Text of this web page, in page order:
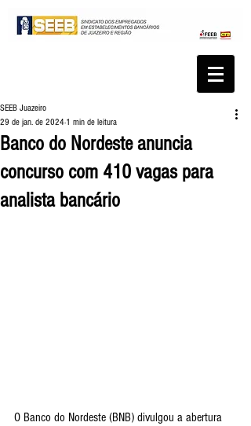
Banco do Nordeste anuncia
concurso com 410 vagas para
analista bancário
SEEB Juazeiro
29 de jan. de 2024 1 min de leitura
O Banco do Nordeste (BNB) divulgou a abertura